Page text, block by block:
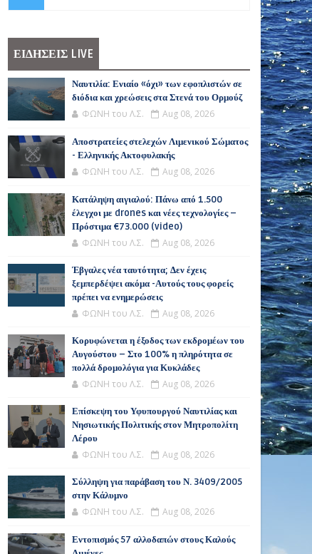
ΕΙΔΗΣΕΙΣ LIVE
Ναυτιλία: Ενιαίο «όχι» των εφοπλιστών σε
διόδια και χρεώσεις στα Στενά του Ορμούζ
ΦΩΝΗ του Λ.Σ. Aug 08, 2026
Αποστρατείες στελεχών Λιμενικού Σώματος
- Ελληνικής Ακτοφυλακής
ΦΩΝΗ του Λ.Σ. Aug 08, 2026
Κατάληψη αιγιαλού: Πάνω από 1.500
έλεγχοι με drones και νέες τεχνολογίες –
Πρόστιμα €73.000 (video)
ΦΩΝΗ του Λ.Σ. Aug 08, 2026
Έβγαλες νέα ταυτότητα; Δεν έχεις
ξεμπερδέψει ακόμα -Αυτούς τους φορείς
πρέπει να ενημερώσεις
ΦΩΝΗ του Λ.Σ. Aug 08, 2026
Κορυφώνεται η έξοδος των εκδρομέων του
Αυγούστου – Στο 100% η πληρότητα σε
πολλά δρομολόγια για Κυκλάδες
ΦΩΝΗ του Λ.Σ. Aug 08, 2026
Επίσκεψη του Υφυπουργού Ναυτιλίας και
Νησιωτικής Πολιτικής στον Μητροπολίτη
Λέρου
ΦΩΝΗ του Λ.Σ. Aug 08, 2026
Σύλληψη για παράβαση του Ν. 3409/2005
στην Κάλυμνο
ΦΩΝΗ του Λ.Σ. Aug 08, 2026
Εντοπισμός 57 αλλοδαπών στους Καλούς